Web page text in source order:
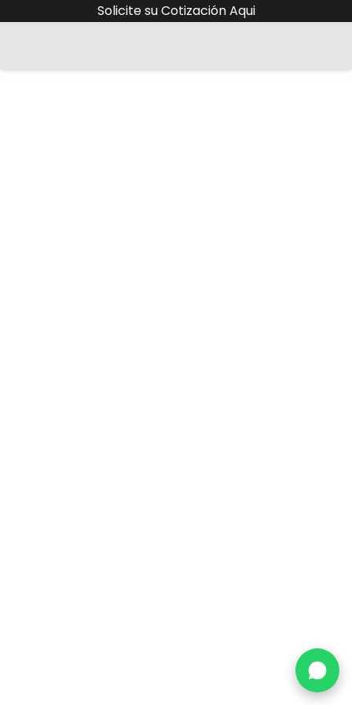
Solicite su Cotización Aqui